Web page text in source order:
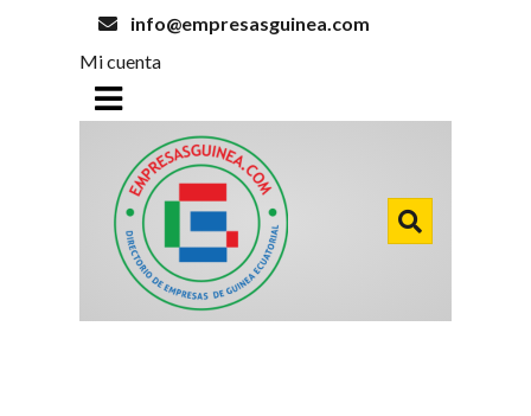
info@empresasguinea.com
Mi cuenta